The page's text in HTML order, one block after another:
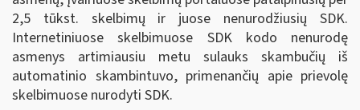
2,5 tūkst. skelbimų ir juose nenurodžiusių SDK.
Internetiniuose skelbimuose SDK kodo nenurodę
asmenys artimiausiu metu sulauks skambučių iš
automatinio skambintuvo, primenančių apie prievolę
skelbimuose nurodyti SDK.